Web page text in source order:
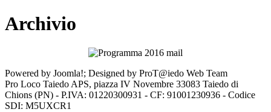
Archivio
Powered by Joomla!; Designed by ProT@iedo Web Team
Pro Loco Taiedo APS, piazza IV Novembre 33083 Taiedo di
Chions (PN) - P.IVA: 01220300931 - CF: 91001230936 - Codice
SDI: M5UXCR1